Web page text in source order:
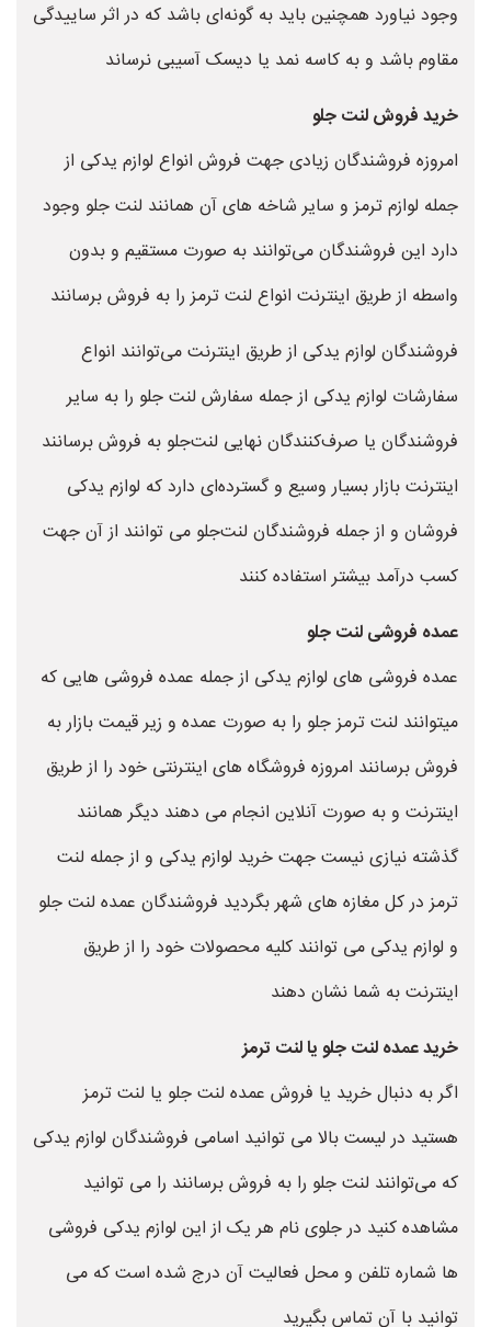
وجود نیاورد همچنین باید به گونه‌ای باشد که در اثر ساییدگی
مقاوم باشد و به کاسه نمد یا دیسک آسیبی نرساند
خرید فروش لنت جلو
امروزه فروشندگان زیادی جهت فروش انواع لوازم یدکی از
جمله لوازم ترمز و سایر شاخه های آن همانند لنت جلو وجود
دارد این فروشندگان می‌توانند به صورت مستقیم و بدون
واسطه از طریق اینترنت انواع لنت ترمز را به فروش برسانند
فروشندگان لوازم یدکی از طریق اینترنت می‌توانند انواع
سفارشات لوازم یدکی از جمله سفارش لنت جلو را به سایر
فروشندگان یا صرف‌کنندگان نهایی لنت‌جلو به فروش برسانند
اینترنت بازار بسیار وسیع و گسترده‌ای دارد که لوازم یدکی
فروشان و از جمله فروشندگان لنت‌جلو می توانند از آن جهت
کسب درآمد بیشتر استفاده کنند
عمده فروشی لنت جلو
عمده فروشی های لوازم یدکی از جمله عمده فروشی هایی که
میتوانند لنت ترمز جلو را به صورت عمده و زیر قیمت بازار به
فروش برسانند امروزه فروشگاه های اینترنتی خود را از طریق
اینترنت و به صورت آنلاین انجام می دهند دیگر همانند
گذشته نیازی نیست جهت خرید لوازم یدکی و از جمله لنت
ترمز در کل مغازه های شهر بگردید فروشندگان عمده لنت جلو
و لوازم یدکی می توانند کلیه محصولات خود را از طریق
اینترنت به شما نشان دهند
خرید عمده لنت جلو یا لنت ترمز
اگر به دنبال خرید یا فروش عمده لنت جلو یا لنت ترمز
هستید در لیست بالا می توانید اسامی فروشندگان لوازم یدکی
که می‌توانند لنت جلو را به فروش برسانند را می توانید
مشاهده کنید در جلوی نام هر یک از این لوازم یدکی فروشی
ها شماره تلفن و محل فعالیت آن درج شده است که می
توانید با آن تماس بگیرید